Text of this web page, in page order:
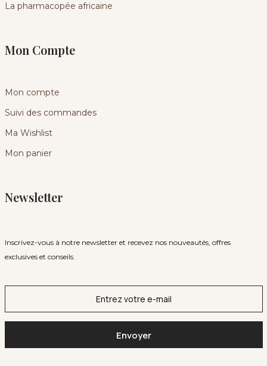
La pharmacopée africaine
Mon Compte
Mon compte
Suivi des commandes
Ma Wishlist
Mon panier
Newsletter
Inscrivez-vous à notre newsletter et recevez nos nouveautés, offres
exclusives et conseils.